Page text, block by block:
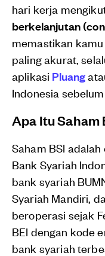
hari kerja
berkelanjutan
memastikan
paling akurat,
aplikasi Pluang
Indonesia
Apa Itu Saham
Saham BSI
Bank Syariah
bank syariah
Syariah Mandiri,
beroperasi sejak
BEI dengan kode
bank syariah